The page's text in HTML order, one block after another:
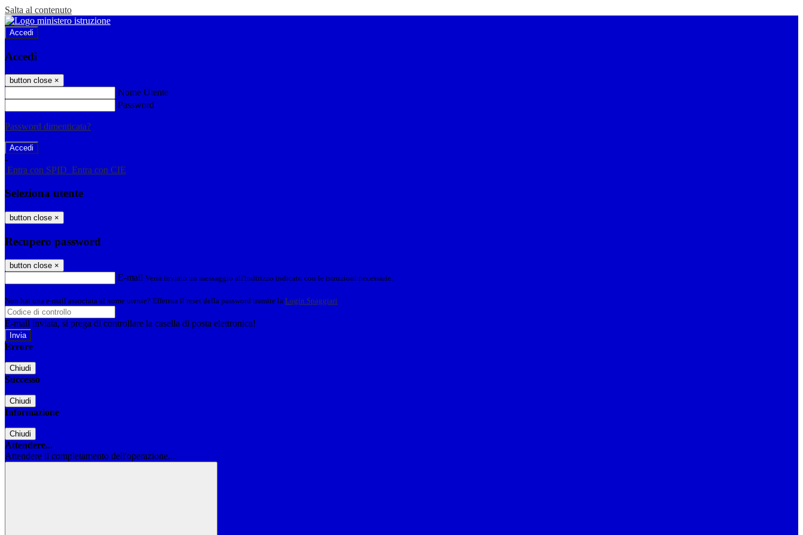
Salta al contenuto
Accedi
Accedi
button close ×
Nome Utente
Password
Password dimenticata?
-
Entra con SPID Entra con CIE
Seleziona utente
button close ×
Recupero password
button close ×
E-mail Verrà inviato un messaggio all'indirizzo indicato con le istruzioni necessarie.
Non hai una e-mail associata al nome utente? Effettua il reset della password tramite la Login Spaggiari
E-mail inviata, si prega di controllare la casella di posta elettronica!
Errore
Chiudi
Successo
Chiudi
Informazione
Chiudi
Attendere...
Attendere il completamento dell'operazione...